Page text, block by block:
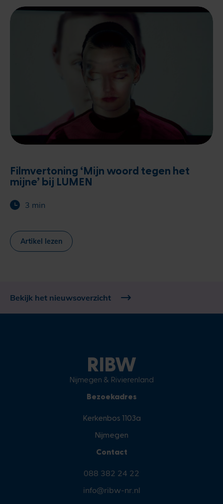
Filmvertoning ‘Mijn woord tegen het
mijne’ bij LUMEN
3 min
Artikel lezen
Bekijk het nieuwsoverzicht
RIBW
Nijmegen & Rivierenland
Bezoekadres
Kerkenbos 1103a
Nijmegen
Contact
088 382 24 22
info@ribw-nr.nl